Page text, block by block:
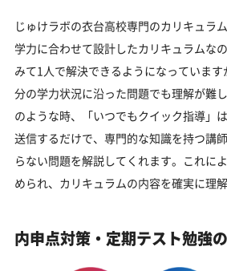
じゅけラボの衣台高校専門のカリキュラ
学力に合わせて設計したカリキュラムな
みて1人で解決できるようになっていま
分の学力状況に沿った問題でも理解が難
のような時、「いつでもクイック指導」
送信するだけで、専門的な知識を持つ講
らない問題を解説してくれます。これに
められ、カリキュラムの内容を確実に理解
内申点対策・定期テスト勉強